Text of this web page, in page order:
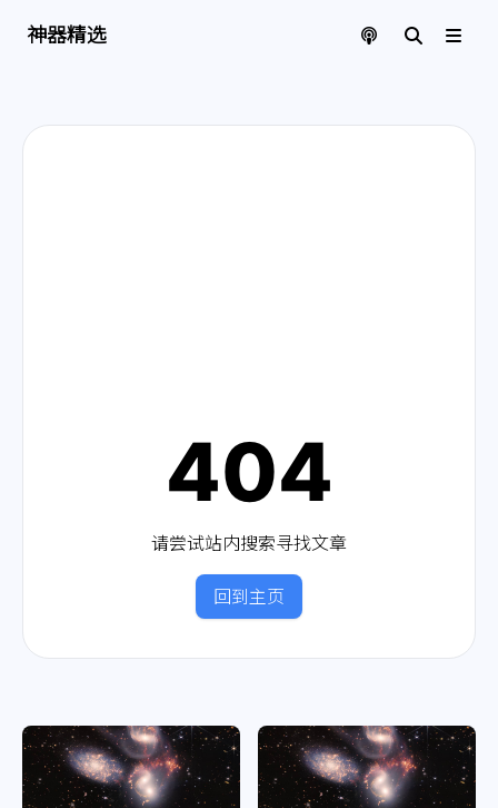
神器精选
404
请尝试站内搜索寻找文章
回到主页